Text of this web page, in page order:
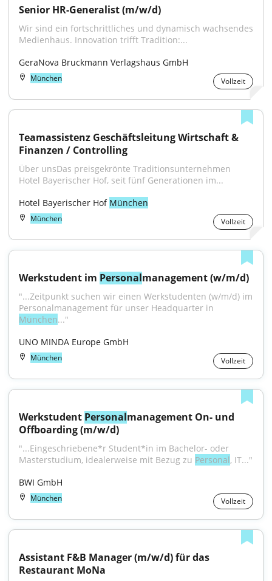
Senior HR-Generalist (m/w/d)
Wir sind ein fortschrittliches und dynamisch wachsendes
Medienhaus. Innovation trifft Tradition:...
GeraNova Bruckmann Verlagshaus GmbH
München Vollzeit
Teamassistenz Geschäftsleitung Wirtschaft &
Finanzen / Controlling
Über unsDas preisgekrönte Traditionsunternehmen
Hotel Bayerischer Hof, seit fünf Generationen im...
Hotel Bayerischer Hof München
München Vollzeit
Werkstudent im Personalmanagement (w/m/d)
"...Zeitpunkt suchen wir einen Werkstudenten (w/m/d) im
München..."
UNO MINDA Europe GmbH
München Vollzeit
Werkstudent Personalmanagement On- und
Offboarding (m/w/d)
"...Eingeschriebene*r Student*in im Bachelor- oder
Masterstudium, idealerweise mit Bezug zu Personal, IT..."
BWI GmbH
München Vollzeit
Assistant F&B Manager (m/w/d) für das
Restaurant MoNa